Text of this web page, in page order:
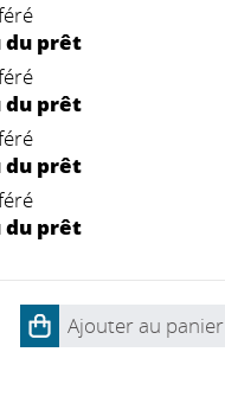
du prêt
du prêt
du prêt
du prêt
Ajouter au panier